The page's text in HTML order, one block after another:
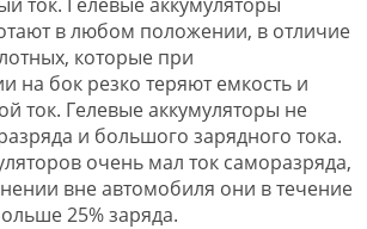
в любом положении, в отличие
которые при
на бок резко теряют емкость и
ток. Гелевые аккумуляторы не
и большого зарядного тока.
очень мал ток саморазряда,
вне автомобиля они в течение
25% заряда.